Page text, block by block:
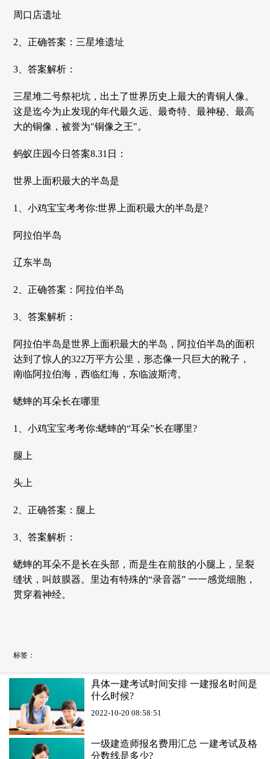
周口店遗址
2、正确答案：三星堆遗址
3、答案解析：
三星堆二号祭祀坑，出土了世界历史上最大的青铜人像。
这是迄今为止发现的年代最久远、最奇特、最神秘、最高
大的铜像，被誉为"铜像之王"。
蚂蚁庄园今日答案8.31日：
世界上面积最大的半岛是
1、小鸡宝宝考考你:世界上面积最大的半岛是?
阿拉伯半岛
辽东半岛
2、正确答案：阿拉伯半岛
3、答案解析：
阿拉伯半岛是世界上面积最大的半岛，阿拉伯半岛的面积
达到了惊人的322万平方公里，形态像一只巨大的靴子，
南临阿拉伯海，西临红海，东临波斯湾。
蟋蟀的耳朵长在哪里
1、小鸡宝宝考考你:蟋蟀的“耳朵”长在哪里?
腿上
头上
2、正确答案：腿上
3、答案解析：
蟋蟀的耳朵不是长在头部，而是生在前肢的小腿上，呈裂
缝状，叫鼓膜器。里边有特殊的“录音器” 一一感觉细胞，
贯穿着神经。
标签：
具体一建考试时间安排 一建报名时间是
什么时候?
2022-10-20 08:58:51
一级建造师报名费用汇总 一建考试及格
分数线是多少?